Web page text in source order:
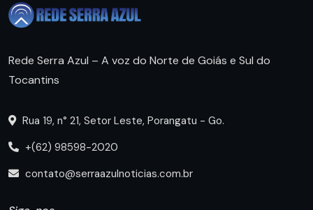
Rede Serra Azul – A voz do Norte de Goiás e Sul do
Tocantins
Rua 19, n° 21, Setor Leste, Porangatu - Go.
+(62) 98598-2020
contato@serraazulnoticias.com.br